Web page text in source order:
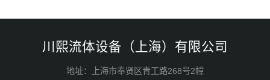
川熙流体设备（上海）有限公司
地址：上海市奉贤区青工路268号2幢